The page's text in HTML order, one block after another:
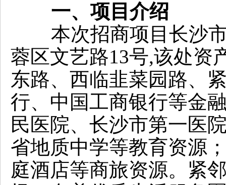
一、项目介绍
本次招商项目长沙市
蓉区文艺路13号,该处资
东路、西临韭菜园路、
行、中国工商银行等金
民医院、长沙市第一医
省地质中学等教育资源
庭酒店等商旅资源。紧